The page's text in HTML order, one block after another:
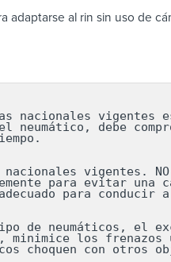
adaptarse al rin sin uso de
nacionales vigentes
debe
vigentes.
para evitar
para conducir
de neumáticos, el
minimice los
choquen con otros